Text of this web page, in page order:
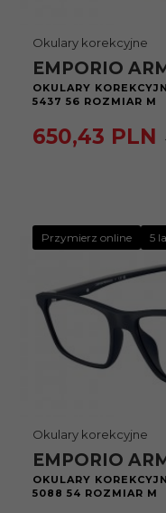
Okulary korekcyjne
EMPORIO
OKULARY
5437 56 ROZMIAR M
650,43 PLN
Przymierz online 5
Okulary korekcyjne
EMPORIO
OKULARY
5088 54 ROZMIAR M